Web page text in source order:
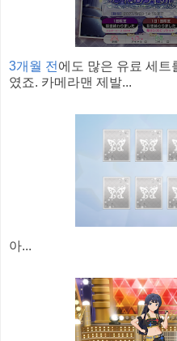
3개월 전 에도 많은 유료 세트
였죠. 카메라맨 제발...
아...